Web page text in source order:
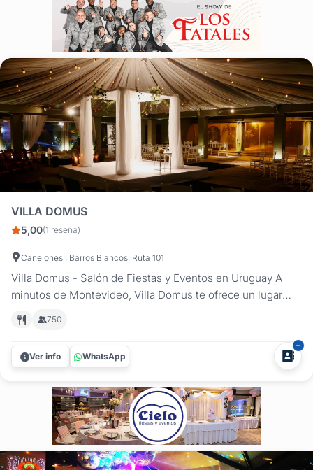
VILLA DOMUS
5,00(1 reseña)
Canelones , Barros Blancos, Ruta 101
Villa Domus - Salón de Fiestas y Eventos en Uruguay A
minutos de Montevideo, Villa Domus te ofrece un lugar
celebraciones manteniendo un alto nivel de elegancia,
calidad y servicio. Las instalaciones cuentan con: Patio
estilo romano, techado, con...
750
Ver info WhatsApp